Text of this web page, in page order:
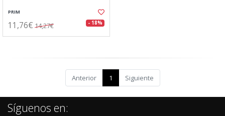
PRIM
11,76€ 14,27€ - 18%
Anterior 1 Siguiente
Síguenos en: